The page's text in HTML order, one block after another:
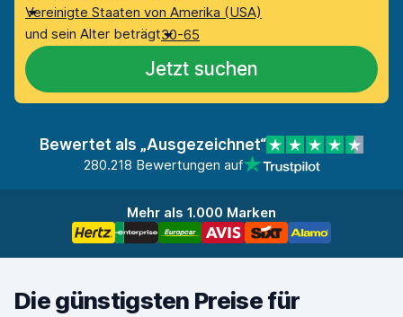
Vereinigte Staaten von Amerika (USA)
und sein Alter beträgt30-65
Jetzt suchen
Bewertet als „Ausgezeichnet“
280.218 Bewertungen auf
Mehr als 1.000 Marken
Die günstigsten Preise für